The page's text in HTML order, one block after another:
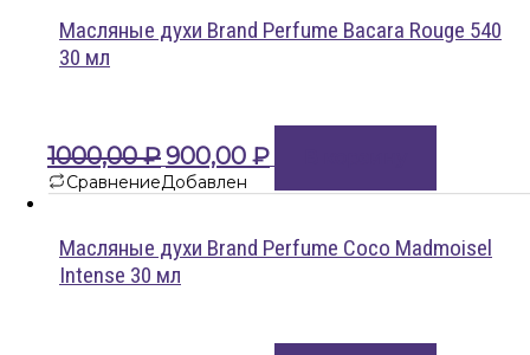
Масляные духи Brand Perfume Bacara Rouge 540
30 мл
1000,00₽ Первоначальная
цена
составляла
900,00 ₽Текущая
цена:
900,00 ₽.
СравнениеДобавлен
Масляные духи Brand Perfume Coco Madmoisel
Intense 30 мл